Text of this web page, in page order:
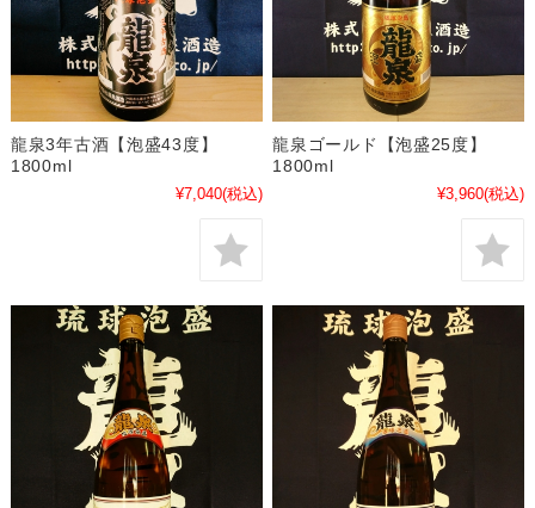
龍泉3年古酒【泡盛43度】
1800ml
¥7,040(税込)
龍泉ゴールド【泡盛25度】
1800ml
¥3,960(税込)